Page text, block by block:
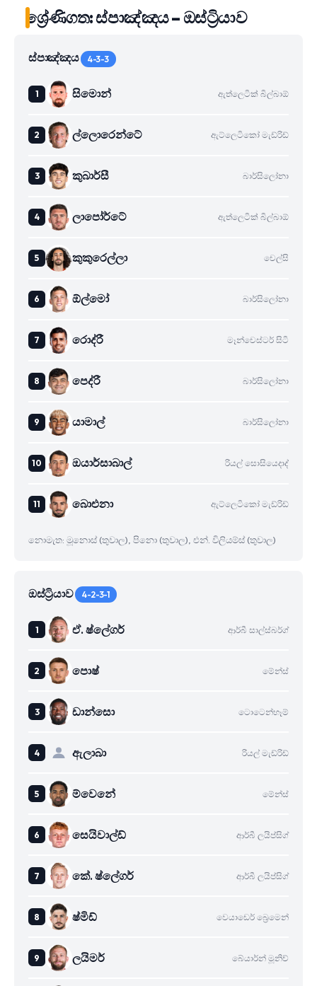
ශ්‍රේණිගත: ස්පාඤ්ඤය – ඔස්ට්‍රියාව
ස්පාඤ්ඤය 4-3-3
සිමොන් ඇත්ලෙටික් බිල්බාඕ
ල්ලොරෙන්ටේ ඇට්ලෙටිකෝ මැඩ්රිඩ්
කුබාර්සී බාර්සිලෝනා
ලාපෝර්ටේ ඇත්ලෙටික් බිල්බාඕ
කුකුරෙල්ලා චෙල්සි
ඕල්මෝ බාර්සිලෝනා
රොද්රී මෑන්චෙස්ටර් සිටි
පෙද්රී බාර්සිලෝනා
යාමාල් බාර්සිලෝනා
ඔයාර්සාබාල් රියල් සොසියෙදාද්
බාෙඑනා ඇට්ලෙටිකෝ මැඩ්රිඩ්
නොමැත: මූනොස් (තුවාල), පිනො (තුවාල), එන්. විලියම්ස් (තුවාල)
ඔස්ට්‍රියාව 4-2-3-1
ඒ. ෂ්ලේගර් ආර්බී සාල්ස්බර්ග්
පොෂ් මේන්ස්
ඩාන්සො ටොටෙන්හෑම්
ඇලාබා රියල් මැඩ්රිඩ්
ම්වෙනේ මේන්ස්
සෙයිවාල්ඩ් ආර්බී ලයිප්සිග්
කේ. ෂ්ලේගර් ආර්බී ලයිප්සිග්
ෂ්මිඩ් වෙයාඩෙර් බ්‍රෙමෙන්
ලයිමර් බේයාර්න් මූනිච්